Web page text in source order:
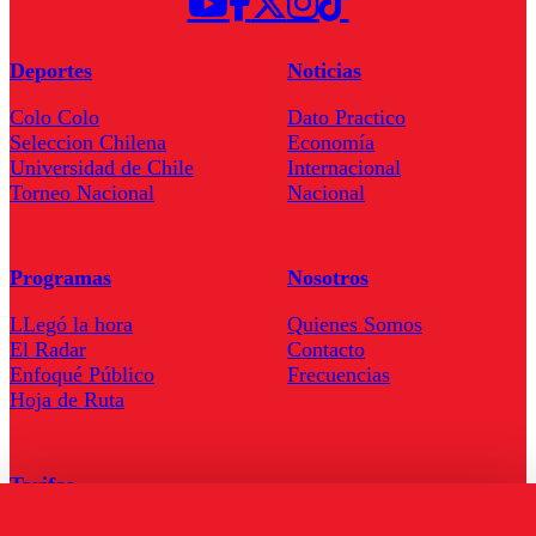
Deportes
Colo Colo
Seleccion Chilena
Universidad de Chile
Torneo Nacional
Noticias
Dato Practico
Economía
Internacional
Nacional
Programas
LLegó la hora
El Radar
Enfoqué Público
Hoja de Ruta
Nosotros
Quienes Somos
Contacto
Frecuencias
Tarifas